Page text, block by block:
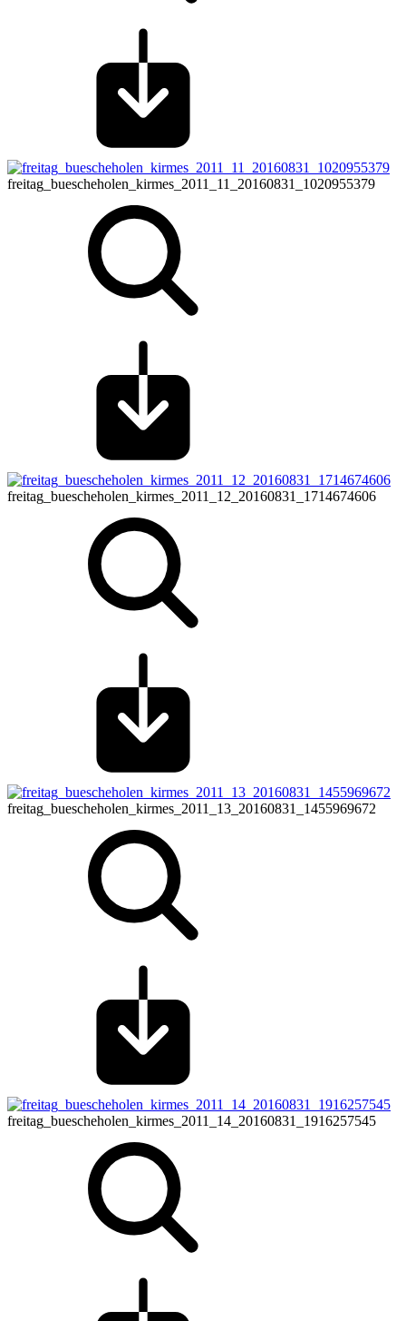
freitag_buescheholen_kirmes_2011_11_20160831_1020955379
freitag_buescheholen_kirmes_2011_12_20160831_1714674606
freitag_buescheholen_kirmes_2011_13_20160831_1455969672
freitag_buescheholen_kirmes_2011_14_20160831_1916257545